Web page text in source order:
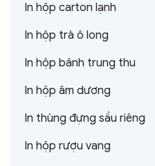
In hộp carton lạnh
In hộp trà ô long
In hộp bánh trung thu
In hộp âm dương
In thùng đựng sầu riêng
In hộp rượu vang